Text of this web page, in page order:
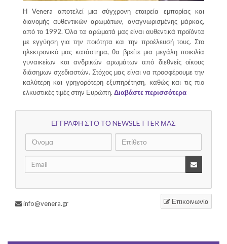
Η Venera αποτελεί μια σύγχρονη εταιρεία εμπορίας και
διανομής αυθεντικών αρωμάτων, αναγνωρισμένης μάρκας,
από το 1992. Όλα τα αρώματά μας είναι αυθεντικά προϊόντα
με εγγύηση για την ποιότητα και την προέλευσή τους. Στο
ηλεκτρονικό μας κατάστημα, θα βρείτε μια μεγάλη ποικιλία
γυναικείων και ανδρικών αρωμάτων από διεθνείς οίκους
διάσημων σχεδιαστών. Στόχος μας είναι να προσφέρουμε την
καλύτερη και γρηγορότερη εξυπηρέτηση, καθώς και τις πιο
ελκυστικές τιμές στην Ευρώπη. Διαβάστε περισσότερα
ΕΓΓΡΑΦΗ ΣΤΟ ΤΟ NEWSLETTER ΜΑΣ
Επικοινωνία
info@venera.gr